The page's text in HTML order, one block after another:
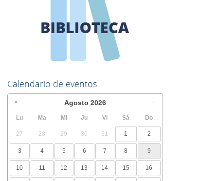
Calendario de eventos
Agosto 2026
Lu Ma Mi Ju Vi Sá Do
27 28 29 30 31 1 2
3 4 5 6 7 8 9
10 11 12 13 14 15 16